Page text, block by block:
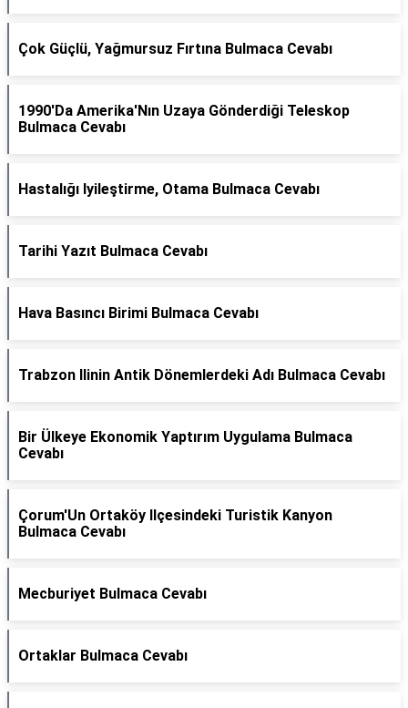
Çok Güçlü, Yağmursuz Fırtına Bulmaca Cevabı
1990'Da Amerika'Nın Uzaya Gönderdiği Teleskop
Bulmaca Cevabı
Hastalığı Iyileştirme, Otama Bulmaca Cevabı
Tarihi Yazıt Bulmaca Cevabı
Hava Basıncı Birimi Bulmaca Cevabı
Trabzon Ilinin Antik Dönemlerdeki Adı Bulmaca Cevabı
Bir Ülkeye Ekonomik Yaptırım Uygulama Bulmaca
Cevabı
Çorum'Un Ortaköy Ilçesindeki Turistik Kanyon
Bulmaca Cevabı
Mecburiyet Bulmaca Cevabı
Ortaklar Bulmaca Cevabı